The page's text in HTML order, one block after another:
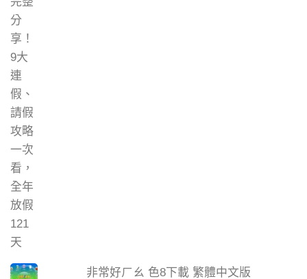
非常好ㄏㄠ 色8下載 繁體中文版